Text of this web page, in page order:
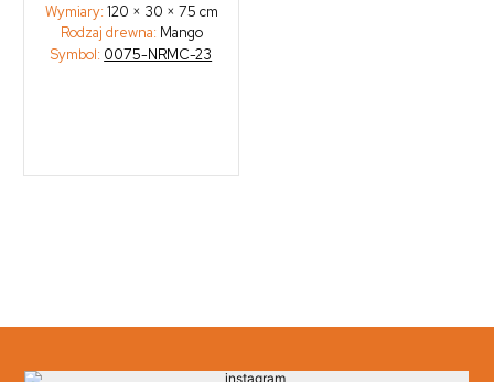
Wymiary: 120 × 30 × 75 cm
Rodzaj drewna: Mango
Symbol: 0075-NRMC-23